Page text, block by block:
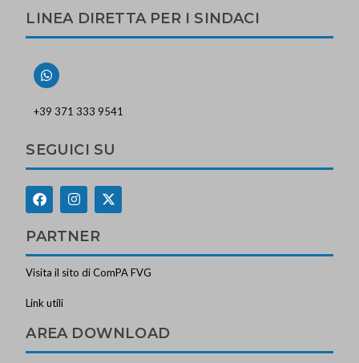
LINEA DIRETTA PER I SINDACI
+39 371 333 9541
SEGUICI SU
PARTNER
Visita il sito di ComPA FVG
Link utili
AREA DOWNLOAD